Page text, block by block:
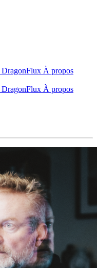
DragonFlux À propos
DragonFlux À propos